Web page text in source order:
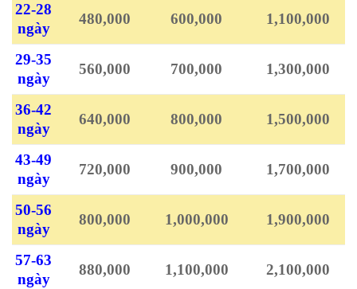
22-28
ngày
480,000 600,000 1,100,000
29-35
ngày
560,000 700,000 1,300,000
36-42
ngày
640,000 800,000 1,500,000
43-49
ngày
720,000 900,000 1,700,000
50-56
ngày
800,000 1,000,000 1,900,000
57-63
ngày
880,000 1,100,000 2,100,000